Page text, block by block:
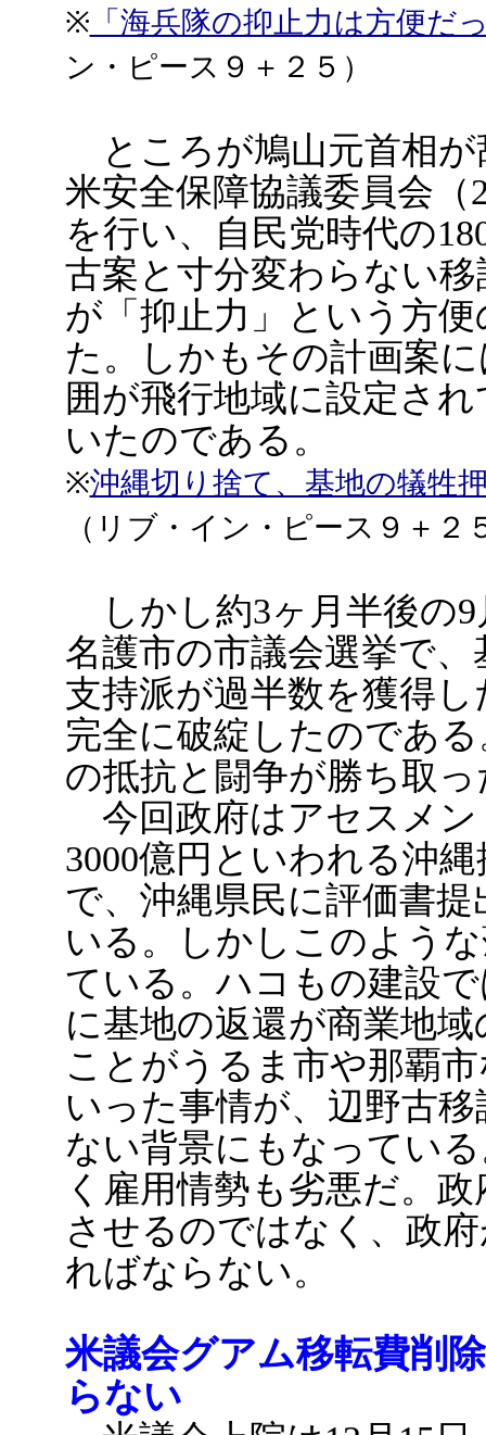
※ 「海兵隊の抑止力は方便だ
ン・ピース９＋２５）
ところが鳩山元首相が
米安全保障協議委員会
を行い、自民党時代の
古案と寸分変わらない
が「抑止力」という方
た。しかもその計画案
囲が飛行地域に設定さ
いたのである。
※沖縄切り捨て、基地の犠牲
（リブ・イン・ピース９＋２
しかし約3ヶ月半後の9
名護市の市議会選挙で
支持派が過半数を獲得
完全に破綻したのであ
の抵抗と闘争が勝ち取
今回政府はアセスメン
3000億円といわれる沖
で、沖縄県民に評価書
いる。しかしこのよう
ている。ハコもの建設
に基地の返還が商業地
ことがうるま市や那覇
いった事情が、辺野古
ない背景にもなってい
く雇用情勢も劣悪だ。
させるのではなく、政
ればならない。
米議会グアム移転費削
らない